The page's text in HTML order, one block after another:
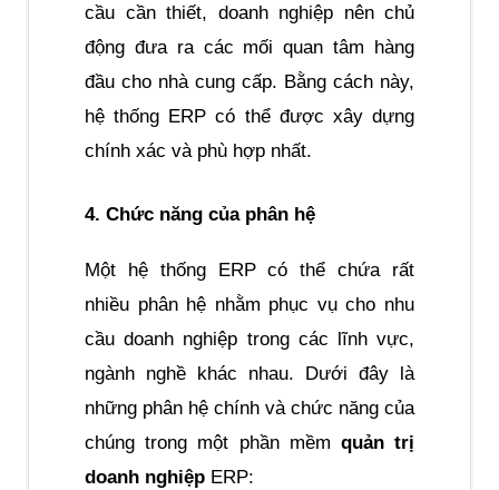
cầu cần thiết, doanh nghiệp nên chủ
động đưa ra các mối quan tâm hàng
đầu cho nhà cung cấp. Bằng cách này,
hệ thống ERP có thể được xây dựng
chính xác và phù hợp nhất.
4. Chức năng của phân hệ
Một hệ thống ERP có thể chứa rất
nhiều phân hệ nhằm phục vụ cho nhu
cầu doanh nghiệp trong các lĩnh vực,
ngành nghề khác nhau. Dưới đây là
những phân hệ chính và chức năng của
chúng trong một phần mềm quản trị
doanh nghiệp ERP: